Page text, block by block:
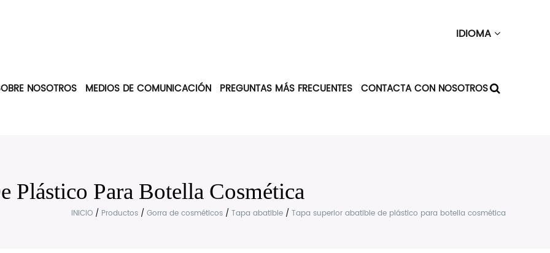
IDIOMA
NOSOTROS MEDIOS DE COMUNICACIÓN PREGUNTAS MÁS FRECUENTES CONTACTA CON NOSOTROS
Plástico Para Botella Cosmética
INICIO / Productos / Gorra de cosméticos / Tapa abatible / Tapa superior abatible de plástico para botella cosmética